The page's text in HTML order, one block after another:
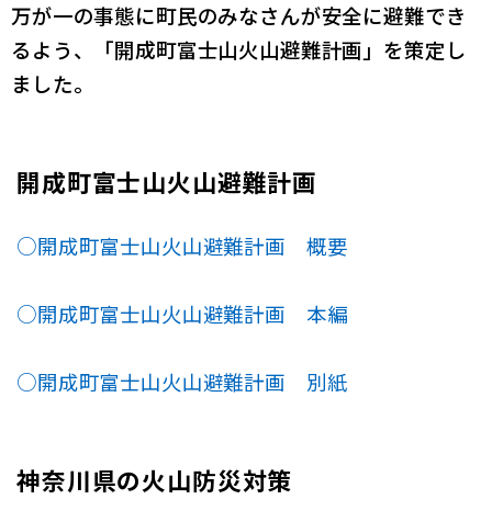
万が一の事態に町民のみなさんが安全に避難でき
るよう、「開成町富士山火山避難計画」を策定し
ました。
開成町富士山火山避難計画
○開成町富士山火山避難計画 概要
○開成町富士山火山避難計画 本編
○開成町富士山火山避難計画 別紙
神奈川県の火山防災対策